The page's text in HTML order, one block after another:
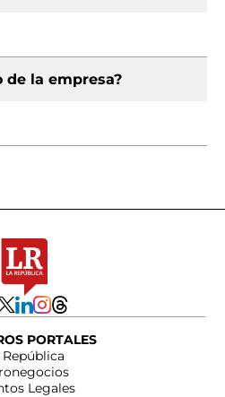
de la empresa?
PORTALES
República
Legales